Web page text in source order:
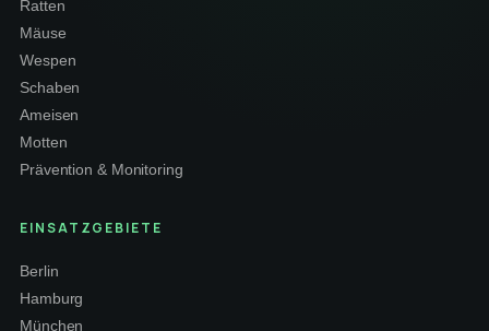
Ratten
Mäuse
Wespen
Schaben
Ameisen
Motten
Prävention & Monitoring
EINSATZGEBIETE
Berlin
Hamburg
München